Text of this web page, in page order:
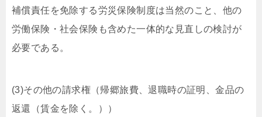
補償責任を免除する労災保険制度は当然のこと、他の
労働保険・社会保険も含めた一体的な見直しの検討が
必要である。
(3)その他の請求権（帰郷旅費、退職時の証明、金品の
返還（賃金を除く。））